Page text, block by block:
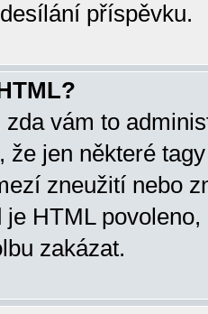
příspěvku.
vám to
že jen některé
zneužití nebo
je HTML
zakázat.